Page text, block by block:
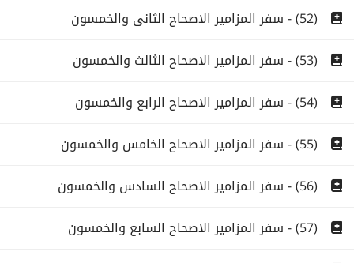
(52) - سفر المزامير الاصحاح الثانى والخمسون
(53) - سفر المزامير الاصحاح الثالث والخمسون
(54) - سفر المزامير الاصحاح الرابع والخمسون
(55) - سفر المزامير الاصحاح الخامس والخمسون
(56) - سفر المزامير الاصحاح السادس والخمسون
(57) - سفر المزامير الاصحاح السابع والخمسون